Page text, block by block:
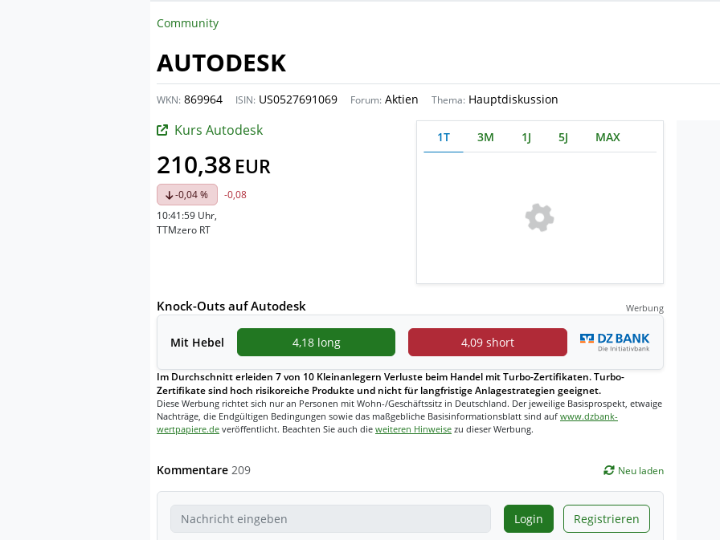
Community
AUTODESK
WKN: 869964 ISIN: US0527691069 Forum: Aktien Thema: Hauptdiskussion
Kurs Autodesk
210,38 EUR
-0,04 %
-0,08
10:41:59 Uhr,
TTMzero RT
1T 3M 1J 5J MAX
Knock-Outs auf Autodesk Werbung
Mit Hebel 4,18 long 4,09 short
Im Durchschnitt erleiden 7 von 10 Kleinanlegern Verluste beim Handel mit Turbo-Zertifikaten. Turbo-
Zertifikate sind hoch risikoreiche Produkte und nicht für langfristige Anlagestrategien geeignet.
Diese Werbung richtet sich nur an Personen mit Wohn-/Geschäftssitz in Deutschland. Der jeweilige Basisprospekt, etwaige
Nachträge, die Endgültigen Bedingungen sowie das maßgebliche Basisinformationsblatt sind auf www.dzbank-
wertpapiere.de veröffentlicht. Beachten Sie auch die weiteren Hinweise zu dieser Werbung.
Kommentare 209 Neu laden
Login Registrieren